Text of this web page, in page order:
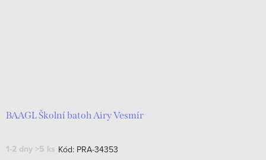
BAAGL Školní batoh Airy Vesmír
1-2 dny >5 ks Kód: PRA-34353